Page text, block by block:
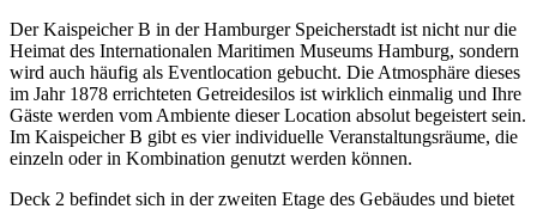
Der Kaispeicher B in der Hamburger Speicherstadt ist nicht nur die
Heimat des Internationalen Maritimen Museums Hamburg, sondern
wird auch häufig als Eventlocation gebucht. Die Atmosphäre dieses
im Jahr 1878 errichteten Getreidesilos ist wirklich einmalig und Ihre
Gäste werden vom Ambiente dieser Location absolut begeistert sein.
Im Kaispeicher B gibt es vier individuelle Veranstaltungsräume, die
einzeln oder in Kombination genutzt werden können.
Deck 2 befindet sich in der zweiten Etage des Gebäudes und bietet